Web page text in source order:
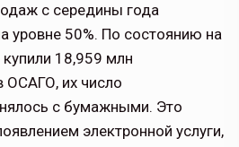
с середины года
уровне 50%. По состоянию на
18,959 млн
ОСАГО, их число
с бумажными. Это
электронной услуги,